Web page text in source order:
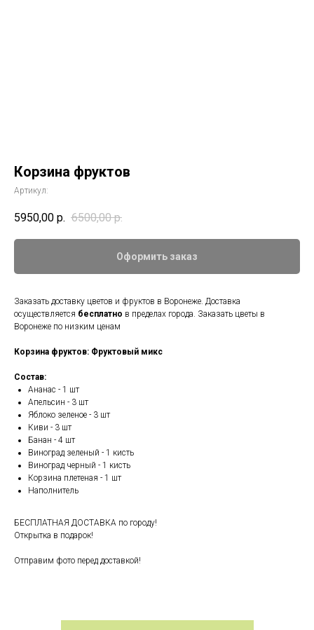
Корзина фруктов
Артикул:
5950,00 р. 6500,00 р.
Оформить заказ
Заказать доставку цветов и фруктов в Воронеже. Доставка
осуществляется бесплатно в пределах города. Заказать цветы в
Воронеже по низким ценам
Корзина фруктов: Фруктовый микс
Состав:
Ананас - 1 шт
Апельсин - 3 шт
Яблоко зеленое - 3 шт
Киви - 3 шт
Банан - 4 шт
Виноград зеленый - 1 кисть
Виноград черный - 1 кисть
Корзина плетеная - 1 шт
Наполнитель
БЕСПЛАТНАЯ ДОСТАВКА по городу!
Открытка в подарок!
Отправим фото перед доставкой!